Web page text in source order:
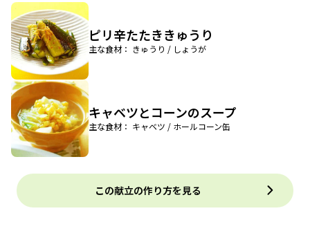
ピリ辛たたききゅうり
主な食材： きゅうり / しょうが
キャベツとコーンのスープ
主な食材： キャベツ / ホールコーン缶
この献立の作り方を見る